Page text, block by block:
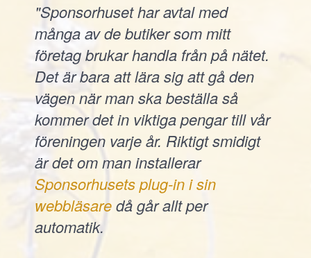
"Sponsorhuset har avtal med
många av de butiker som mitt
företag brukar handla från på nätet.
Det är bara att lära sig att gå den
vägen när man ska beställa så
kommer det in viktiga pengar till vår
föreningen varje år. Riktigt smidigt
är det om man installerar
Sponsorhusets plug-in i sin
webbläsaredå går allt per
automatik.